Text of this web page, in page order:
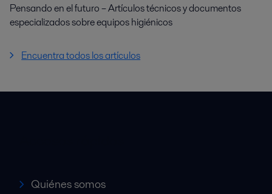
Pensando en el futuro – Artículos técnicos y documentos
especializados sobre equipos higiénicos
Encuentra todos los artículos
Quiénes somos